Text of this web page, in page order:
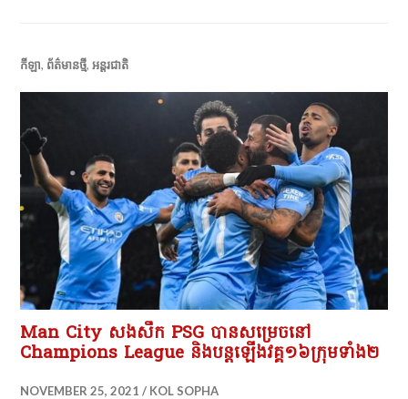
កីឡា, ព័ត៌មានថ្មី,អន្តរជាតិ
Man City សងសឹក PSG បានសម្រេចនៅ
Champions League និងបន្តឡើងវគ្គ១៦ក្រុមទាំង២
NOVEMBER 25, 2021 KOL SOPHA